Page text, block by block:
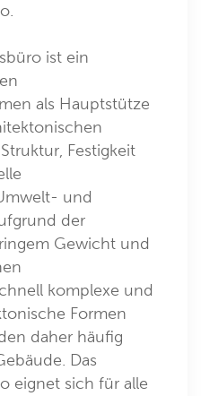
ist ein
als Hauptstütze
Festigkeit
und
der
Gewicht und
komplexe und
Formen
daher häufig
Das
eignet sich für alle